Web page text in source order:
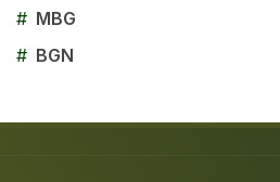
# MBG
# BGN